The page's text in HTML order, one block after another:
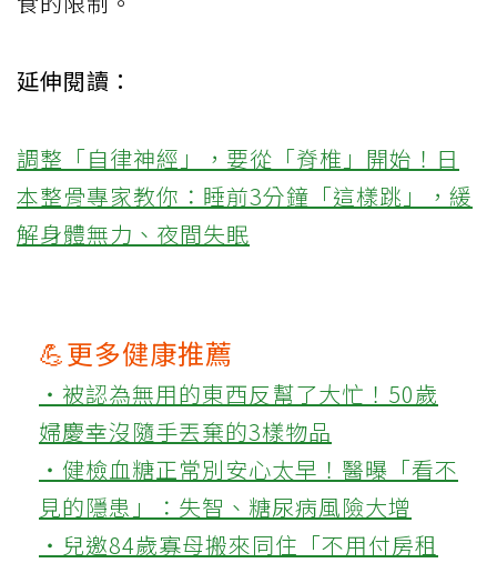
延伸閱讀：
調整「自律神經」，要從「脊椎」開始！日
本整骨專家教你：睡前3分鐘「這樣跳」，緩
解身體無力、夜間失眠
💪更多健康推薦
‧被認為無用的東西反幫了大忙！50歲
婦慶幸沒隨手丟棄的3樣物品
‧健檢血糖正常別安心太早！醫曝「看不
見的隱患」：失智、糖尿病風險大增
‧兒邀84歲寡母搬來同住「不用付房租